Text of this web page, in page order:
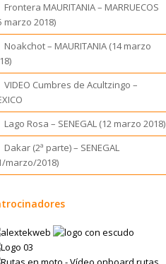
Frontera MAURITANIA – MARRUECOS
marzo 2018)
Noakchot – MAURITANIA (14 marzo
VIDEO Cumbres de Acultzingo –
Lago Rosa – SENEGAL (12 marzo 2018)
Dakar (2ª parte) – SENEGAL
marzo/2018)